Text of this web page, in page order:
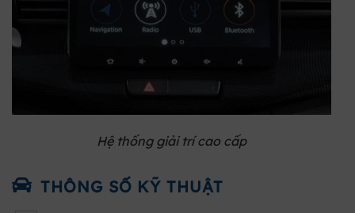
Hệ thống giải trí cao cấp
THÔNG SỐ KỸ THUẬT